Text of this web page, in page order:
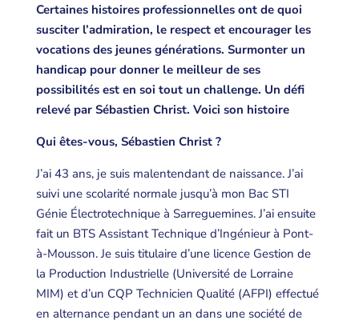
Certaines histoires professionnelles ont de quoi
susciter l’admiration, le respect et encourager les
vocations des jeunes générations. Surmonter un
handicap pour donner le meilleur de ses
possibilités est en soi tout un challenge. Un défi
relevé par Sébastien Christ. Voici son histoire
Qui êtes-vous, Sébastien Christ ?
J’ai 43 ans, je suis malentendant de naissance. J’ai
suivi une scolarité normale jusqu’à mon Bac STI
Génie Électrotechnique à Sarreguemines. J’ai ensuite
fait un BTS Assistant Technique d’Ingénieur à Pont-
à-Mousson. Je suis titulaire d’une licence Gestion de
la Production Industrielle (Université de Lorraine
MIM) et d’un CQP Technicien Qualité (AFPI) effectué
en alternance pendant un an dans une société de